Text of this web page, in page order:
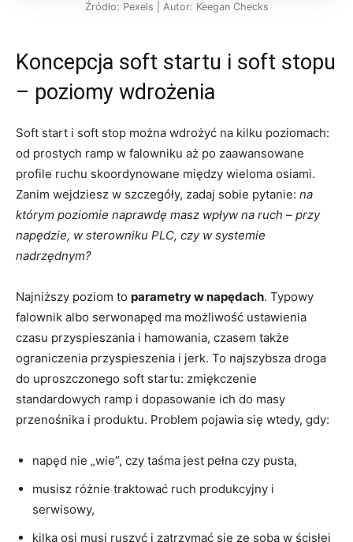
Źródło: Pexels | Autor: Keegan Checks
Koncepcja soft startu i soft stopu
– poziomy wdrożenia
Soft start i soft stop można wdrożyć na kilku poziomach:
od prostych ramp w falowniku aż po zaawansowane
profile ruchu skoordynowane między wieloma osiami.
Zanim wejdziesz w szczegóły, zadaj sobie pytanie: na
którym poziomie naprawdę masz wpływ na ruch – przy
napędzie, w sterowniku PLC, czy w systemie
nadrzędnym?
Najniższy poziom to parametry w napędach. Typowy
falownik albo serwonapęd ma możliwość ustawienia
czasu przyspieszania i hamowania, czasem także
ograniczenia przyspieszenia i jerk. To najszybsza droga
do uproszczonego soft startu: zmiękczenie
standardowych ramp i dopasowanie ich do masy
przenośnika i produktu. Problem pojawia się wtedy, gdy:
napęd nie „wie”, czy taśma jest pełna czy pusta,
musisz różnie traktować ruch produkcyjny i
serwisowy,
kilka osi musi ruszyć i zatrzymać się ze sobą w ścisłej